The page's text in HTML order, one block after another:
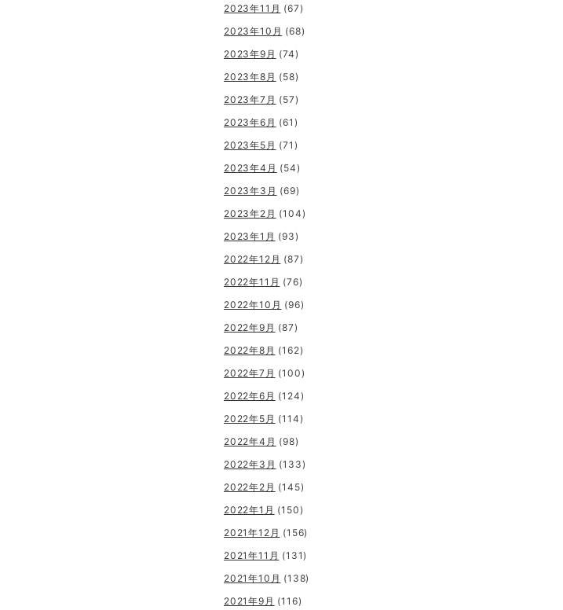
2023年11月 (67)
2023年10月 (68)
2023年9月 (74)
2023年8月 (58)
2023年7月 (57)
2023年6月 (61)
2023年5月 (71)
2023年4月 (54)
2023年3月 (69)
2023年2月 (104)
2023年1月 (93)
2022年12月 (87)
2022年11月 (76)
2022年10月 (96)
2022年9月 (87)
2022年8月 (162)
2022年7月 (100)
2022年6月 (124)
2022年5月 (114)
2022年4月 (98)
2022年3月 (133)
2022年2月 (145)
2022年1月 (150)
2021年12月 (156)
2021年11月 (131)
2021年10月 (138)
2021年9月 (116)